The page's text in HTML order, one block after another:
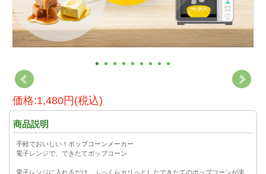
価格:1,480円(税込)
商品説明
手軽でおいしい！ポップコーンメーカー
電子レンジで、できたてポップコーン
電子レンジに入れるだけ、ふっくらカリっとしたできたてのポップコーンが楽